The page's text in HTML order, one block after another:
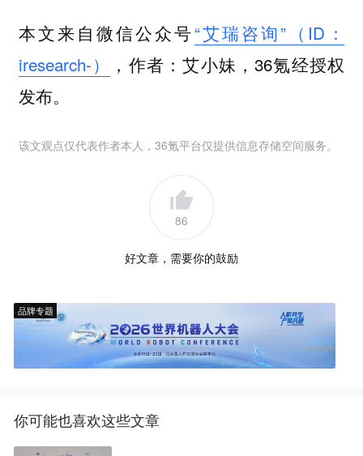
本文来自微信公众号“艾瑞咨询”（ID：
iresearch-）
，作者：艾小妹，36氪经授权
发布。
该文观点仅代表作者本人，36氪平台仅提供信息存储空间服务。
86
好文章，需要你的鼓励
品牌专题
你可能也喜欢这些文章